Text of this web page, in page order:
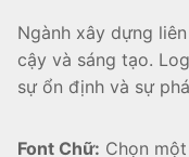
Ngành xây dựng
cậy và sáng tạo.
sự ổn định và sự
Font Chữ: Chọn